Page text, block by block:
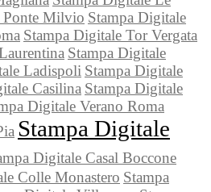
Ponte Milvio Stampa Digitale
Stampa Digitale Tor Vergata
Stampa Digitale
Ladispoli Stampa Digitale
Casilina Stampa Digitale
Digitale Verano Roma
Stampa Digitale
Digitale Casal Boccone
Colle Monastero Stampa